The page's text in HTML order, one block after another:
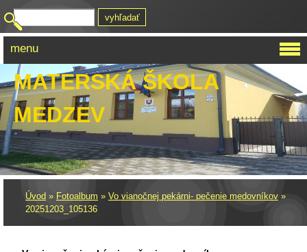
MATERSKÁ ŠKOLA
MEDZEV
Úvod » Fotoalbum » Vo vianočnej pekárni- pečenie medovníkov »
20251203_105136
menu